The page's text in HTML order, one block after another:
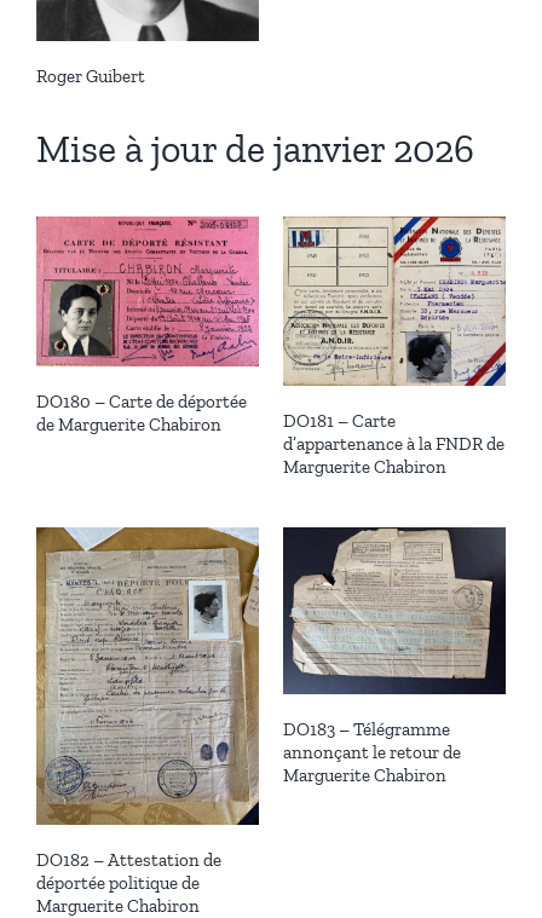
Roger Guibert
Mise à jour de janvier 2026
DO180 – Carte de déportée
de Marguerite Chabiron
DO181 – Carte
d’appartenance à la FNDR de
Marguerite Chabiron
DO182 – Attestation de
déportée politique de
Marguerite Chabiron
DO183 – Télégramme
annonçant le retour de
Marguerite Chabiron